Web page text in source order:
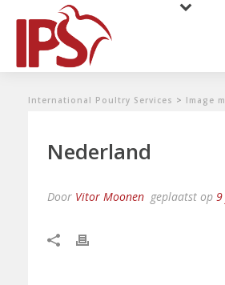
International Poultry Services > Image
Nederland
Door Vitor Moonen geplaatst op